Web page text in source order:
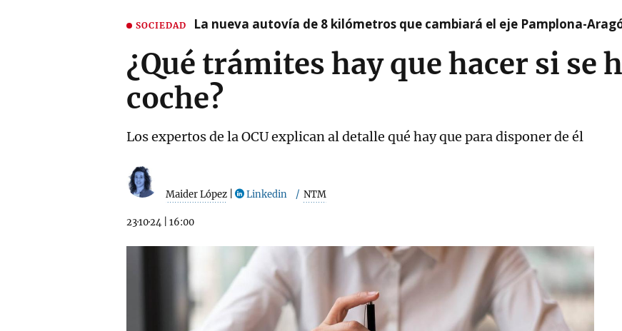
SOCIEDAD La nueva autovía de 8 kilómetros que cambiará el eje Pamplona-
¿Qué trámites hay que hacer si se
coche?
Los expertos de la OCU explican al detalle qué hay que para disponer de él
Maider López Linkedin NTM
23·10·24 16:00